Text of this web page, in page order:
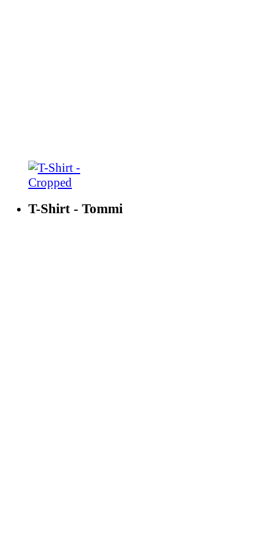
T-Shirt - Tommi